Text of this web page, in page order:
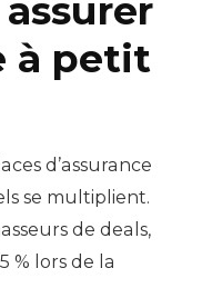
à petit
d’assurance
se multiplient.
de deals,
% lors de la